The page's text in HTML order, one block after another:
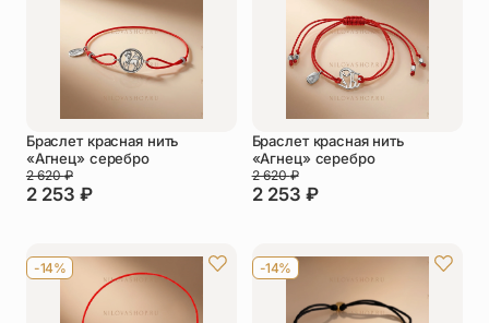
Браслет красная нить
«Агнец» серебро
2 253 ₽
2 620₽
Браслет красная нить
«Агнец» серебро
2 253 ₽
2 620₽
-14% -14%